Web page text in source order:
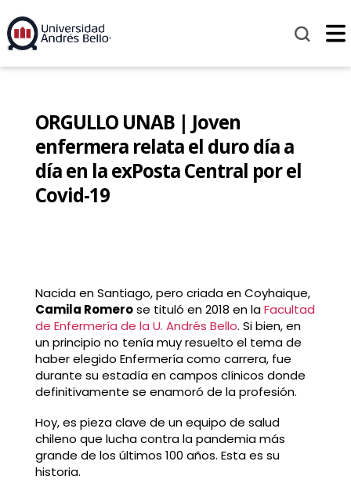
ORGULLO UNAB | Joven
enfermera relata el duro día a
día en la exPosta Central por el
Covid-19
Nacida en Santiago, pero criada en Coyhaique,
Camila Romerose tituló en 2018 en laFacultad
de Enfermería de la U. Andrés Bello. Si bien, en
un principio no tenía muy resuelto el tema de
haber elegido Enfermería como carrera, fue
durante su estadía en campos clínicos donde
definitivamente se enamoró de la profesión.
Hoy, es pieza clave de un equipo de salud
chileno que lucha contra la pandemia más
grande de los últimos 100 años. Esta es su
historia.